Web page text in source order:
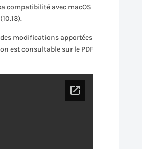
compatibilité avec macOS
des modifications apportées
est consultable sur le PDF